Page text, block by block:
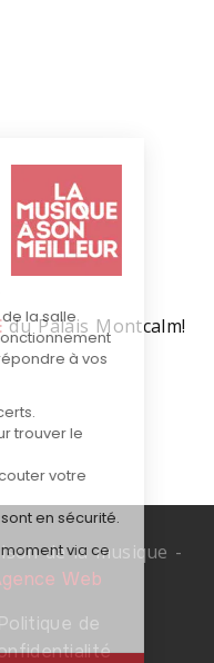
du Palais Montcalm!
de la musique -
Web
Politique de